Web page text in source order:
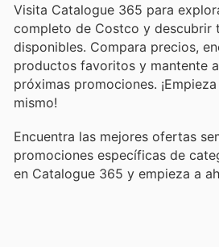
Visita Catalogue 365 para
completo de Costco y descubrir
disponibles. Compara precios,
productos favoritos y mantente
próximas promociones.
mismo!
Encuentra las mejores ofertas
promociones específicas de
en Catalogue 365 y empieza a